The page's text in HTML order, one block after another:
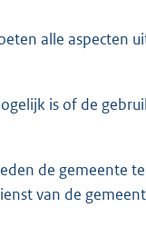
alle aspecten
is of de
de gemeente
van de